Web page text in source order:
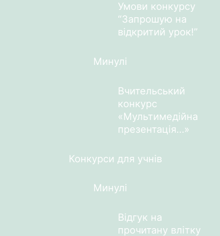
Умови конкурсу
“Запрошую на
відкритий урок!”
Минулі
Вчительський
конкурс
«Мультимедійна
презентація…»
Конкурси для учнів
Минулі
Відгук на
прочитану влітку